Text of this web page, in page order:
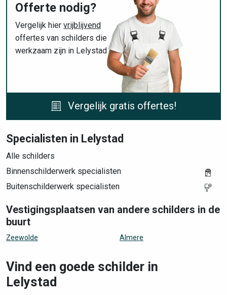
Offerte nodig?
Vergelijk hier vrijblijvend
offertes van schilders die
werkzaam zijn in Lelystad
Vergelijk gratis offertes!
Specialisten in Lelystad
Alle schilders
Binnenschilderwerk specialisten
Buitenschilderwerk specialisten
Vestigingsplaatsen van andere schilders in de
buurt
Zeewolde Almere
Vind een goede schilder in
Lelystad